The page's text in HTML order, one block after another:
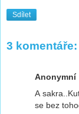
Sdílet
3 komentáře:
Anonymní
A
se bez